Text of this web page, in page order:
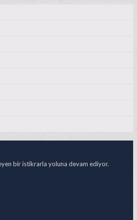
bir istikrarla yoluna devam ediyor.